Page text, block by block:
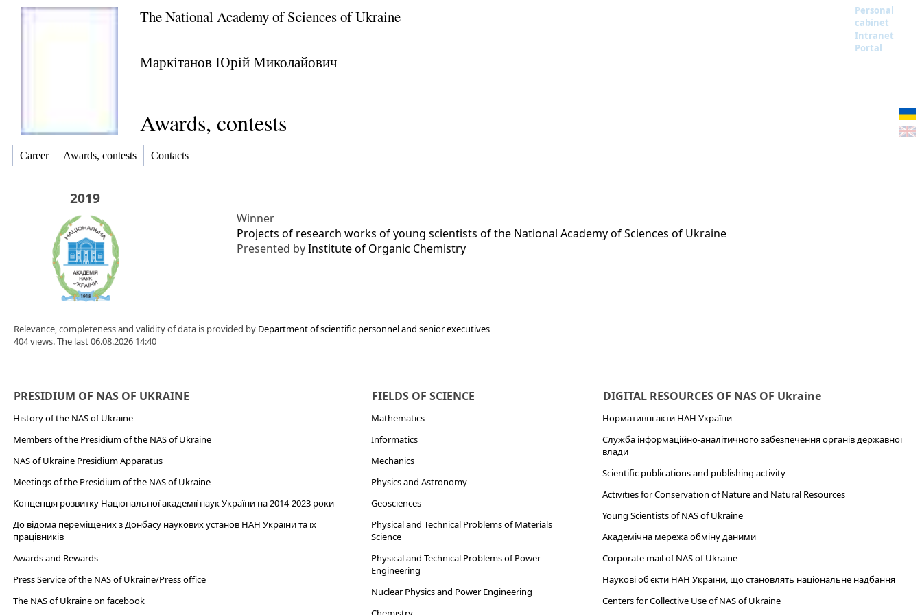
The National Academy of Sciences of Ukraine
Personal
cabinet
Intranet
Portal
Маркітанов Юрій Миколайович
Awards, contests
Career Awards, contests Contacts
2019
Winner
Projects of research works of young scientists of the National Academy of Sciences of Ukraine
Presented byInstitute of Organic Chemistry
Relevance, completeness and validity of data is provided by Department of scientific personnel and senior executives
404 views. The last 06.08.2026 14:40
PRESIDIUM OF NAS OF UKRAINE
History of the NAS of Ukraine
Members of the Presidium of the NAS of Ukraine
NAS of Ukraine Presidium Apparatus​
Meetings of the Presidium of the NAS of Ukraine
Концепція розвитку Національної академії наук України на 2014-2023 роки
До відома переміщених з Донбасу наукових установ НАН України та їх
працівників
Awards and Rewards
Press Service of the NAS of Ukraine/Press office
The NAS of Ukraine on facebook
FIELDS OF SCIENCE
Mathematics
Informatics
Mechanics
Physics and Astronomy
Geosciences
Physical and Technical Problems of Materials
Science
Physical and Technical Problems of Power
Engineering
Nuclear Physics and Power Engineering
DIGITAL RESOURCES OF NAS OF Ukraine
Нормативні акти НАН України
Служба інформаційно-аналітичного забезпечення органів державної
влади
Scientific publications and publishing activity
Activities for Conservation of Nature and Natural Resources
Young Scientists of NAS of Ukraine
Академічна мережа обміну даними
Corporate mail of NAS of Ukraine
Наукові об'єкти НАН України, що становлять національне надбання
Centers for Collective Use of NAS of Ukraine